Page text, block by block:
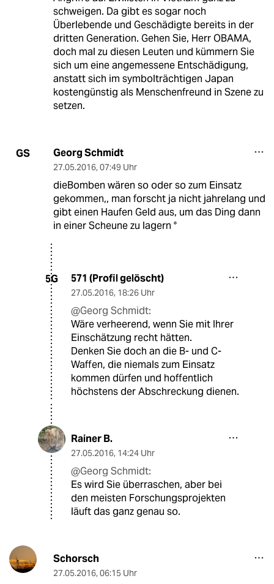
schweigen. Da gibt es sogar noch
Überlebende und Geschädigte bereits in der
dritten Generation. Gehen Sie, Herr OBAMA,
doch mal zu diesen Leuten und kümmern Sie
sich um eine angemessene Entschädigung,
anstatt sich im symbolträchtigen Japan
kostengünstig als Menschenfreund in Szene zu
setzen.
GS Georg Schmidt
27.05.2016, 07:49 Uhr
dieBomben wären so oder so zum Einsatz
gekommen,, man forscht ja nicht jahrelang und
gibt einen Haufen Geld aus, um das Ding dann
in einer Scheune zu lagern °
5G 571 (Profil gelöscht)
27.05.2016, 18:26 Uhr
@Georg Schmidt:
Wäre verheerend, wenn Sie mit Ihrer
Einschätzung recht hätten.
Denken Sie doch an die B- und C-
Waffen, die niemals zum Einsatz
kommen dürfen und hoffentlich
höchstens der Abschreckung dienen.
Rainer B.
27.05.2016, 14:24 Uhr
@Georg Schmidt:
Es wird Sie überraschen, aber bei
den meisten Forschungsprojekten
läuft das ganz genau so.
Schorsch
27.05.2016, 06:15 Uhr